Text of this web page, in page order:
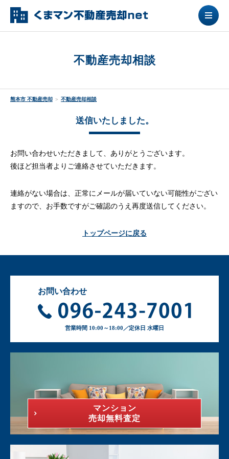
不動産売却相談
熊本市 不動産売却 ＞ 不動産売却相談
送信いたしました。
お問い合わせいただきまして、ありがとうございます。
後ほど担当者よりご連絡させていただきます。
連絡がない場合は、正常にメールが届いていない可能性がござい
ますので、 お手数ですがご確認のうえ再度送信してください。
トップページに戻る
お問い合わせ
営業時間 10:00～18:00 ／定休日 水曜日
マンション
売却無料査定